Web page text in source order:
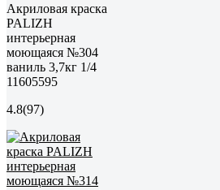
Акриловая краска
PALIZH
интерьерная
моющаяся №304
ваниль 3,7кг 1/4
11605595
4.8(97)